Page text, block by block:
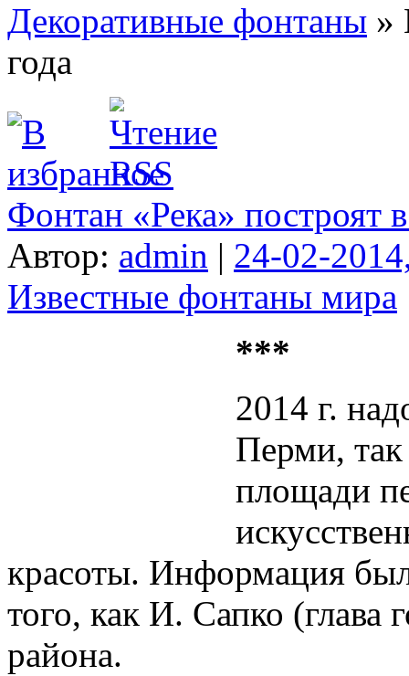
Декоративные фонтаны »
года
Фонтан «Река» построят
Автор: admin | 24-02-
Известные фонтаны мира
***
2014 г.
Перми, так
площади
красоты. Информация
того, как И. Сапко (глава
района.